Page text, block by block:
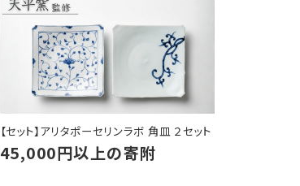
【セット】アリタポーセリンラボ 角皿 ２セット
45,000円以上の寄附